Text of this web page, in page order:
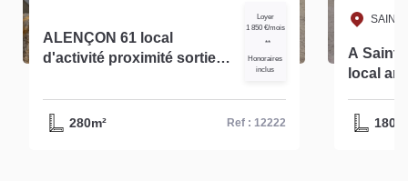
ALENÇON 61 local
d'activité proximité sortie
280m² -réf 12222
Loyer
1 850 €/mois
**
Honoraires
inclus
280m² Ref : 12222
SAINT
A Saint Paterne à louer
local